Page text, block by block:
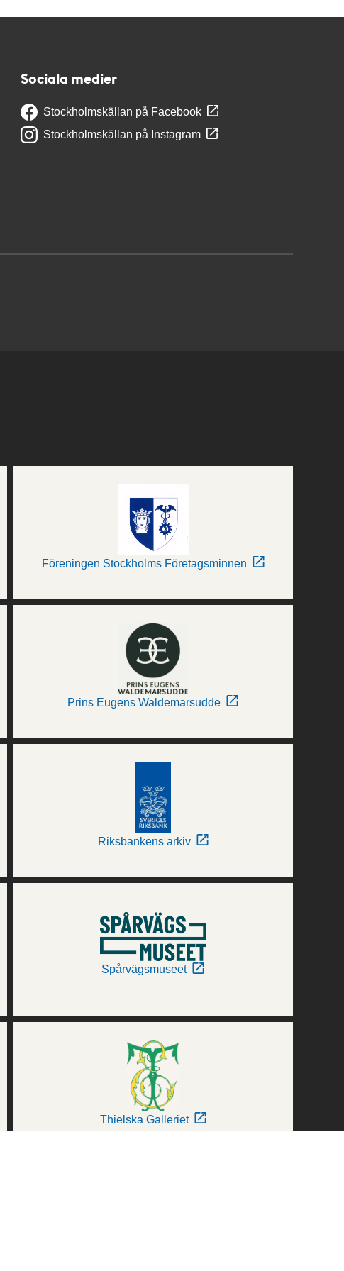
Sociala medier
Stockholmskällan på Facebook
Stockholmskällan på Instagram
Föreningen Stockholms Företagsminnen
Prins Eugens Waldemarsudde
Riksbankens arkiv
Spårvägsmuseet
Thielska Galleriet